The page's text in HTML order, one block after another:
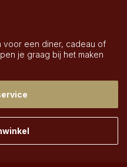
voor een diner, cadeau of
je graag bij het maken